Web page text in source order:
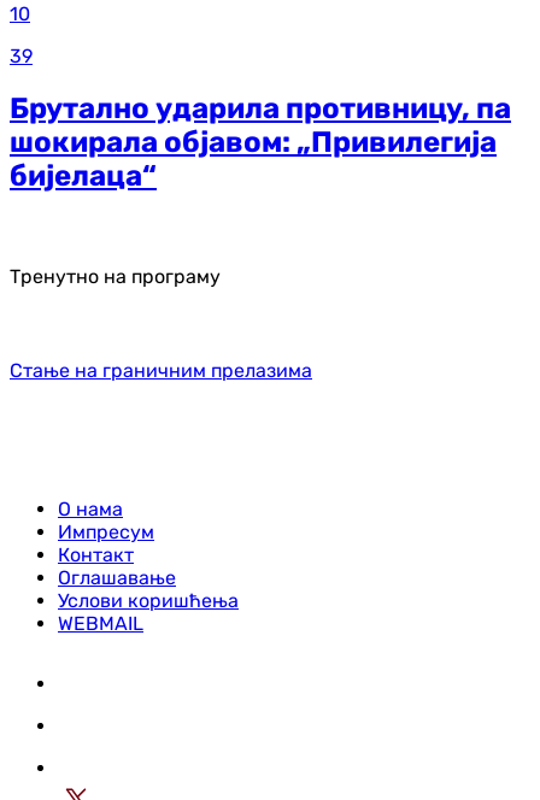
10
39
Брутално ударила противницу, па
шокирала објавом: „Привилегија
бијелаца“
Тренутно на програму
Стање на граничним прелазима
О нама
Импресум
Контакт
Оглашавање
Услови коришћења
WEBMAIL